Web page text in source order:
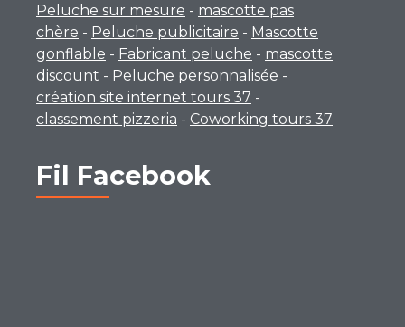
Peluche sur mesure - mascotte pas
chère - Peluche publicitaire - Mascotte
gonflable - Fabricant peluche - mascotte
discount - Peluche personnalisée -
création site internet tours 37 -
classement pizzeria - Coworking tours 37
Fil Facebook